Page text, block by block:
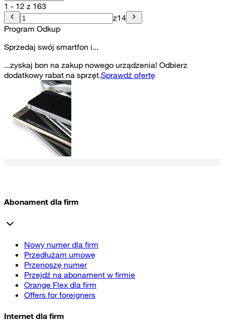
1 - 12 z 163
z14
Program Odkup
Sprzedaj swój smartfon i...
...zyskaj bon na zakup nowego urządzenia! Odbierz
dodatkowy rabat na sprzęt.Sprawdź ofertę
Abonament dla firm
Nowy numer dla firm
Przedłużam umowę
Przenoszę numer
Przejdź na abonament w firmie
Orange Flex dla firm
Offers for foreigners
Internet dla firm